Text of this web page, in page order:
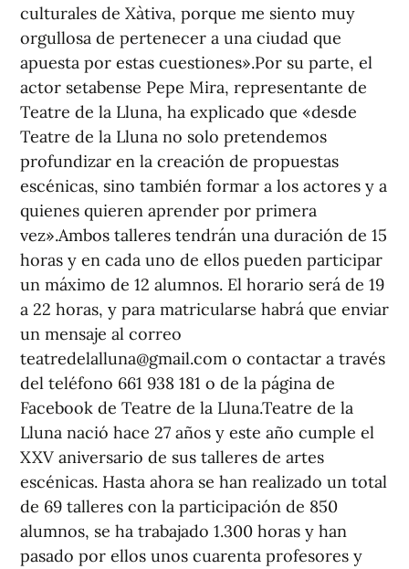
culturales de Xàtiva, porque me siento muy
orgullosa de pertenecer a una ciudad que
apuesta por estas cuestiones».Por su parte, el
actor setabense Pepe Mira, representante de
Teatre de la Lluna, ha explicado que «desde
Teatre de la Lluna no solo pretendemos
profundizar en la creación de propuestas
escénicas, sino también formar a los actores y a
quienes quieren aprender por primera
vez».Ambos talleres tendrán una duración de 15
horas y en cada uno de ellos pueden participar
un máximo de 12 alumnos. El horario será de 19
a 22 horas, y para matricularse habrá que enviar
un mensaje al correo
teatredelalluna@gmail.com o contactar a través
del teléfono 661 938 181 o de la página de
Facebook de Teatre de la Lluna.Teatre de la
Lluna nació hace 27 años y este año cumple el
XXV aniversario de sus talleres de artes
escénicas. Hasta ahora se han realizado un total
de 69 talleres con la participación de 850
alumnos, se ha trabajado 1.300 horas y han
pasado por ellos unos cuarenta profesores y